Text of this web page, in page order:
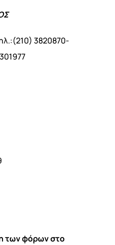
3820870-
των φόρων στο